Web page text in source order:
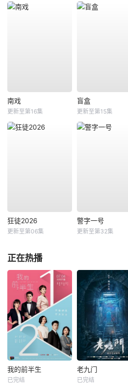
南戏
更新至第16集
盲盒
更新至第15集
狂徒2026
更新至第06集
警字一号
更新至第32集
正在热播
我的前半生
已完结
老九门
已完结